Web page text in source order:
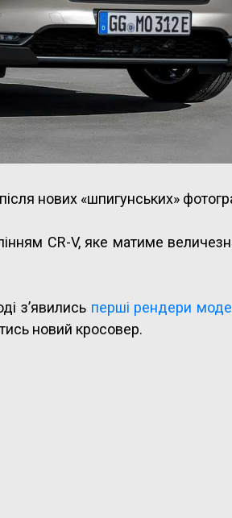
нових «шпигунських»
CR-V, яке матиме
з’явились перші рендери
новий кросовер.